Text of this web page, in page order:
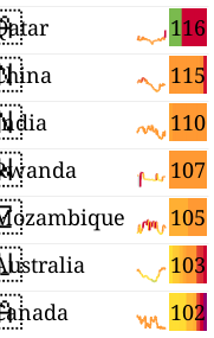
116
115
110
107
105
103
102